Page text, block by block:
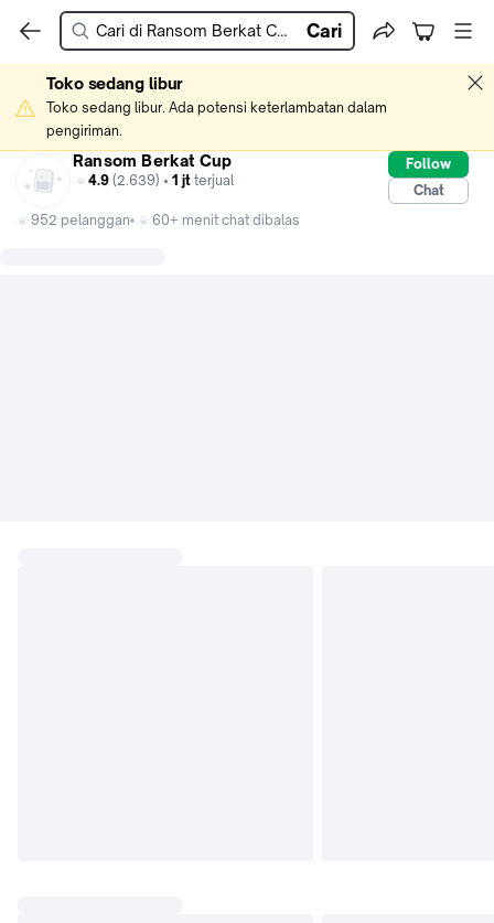
Cari
Toko sedang libur
Toko sedang libur. Ada potensi keterlambatan dalam
pengiriman.
Ransom Berkat Cup
4.9 (2.639) • 1 jt terjual
Follow
Chat
952 pelanggan
60+ menit chat dibalas